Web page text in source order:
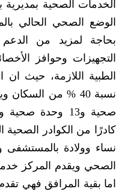
الخدمات الصحية بمديرية
الوضع الصحي الحالي
بحاجة لمزيد من الدعم
التجهيزات وحوافز
الطبية اللازمة، حيث ان
كادرًا من الكوادر الصحية
الصحي ويقدم المركز
اما بقية المرافق فهي